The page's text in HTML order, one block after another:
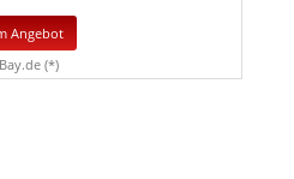
Angebot
(*)